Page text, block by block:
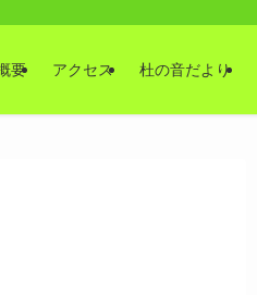
要 アクセス 杜の音だより